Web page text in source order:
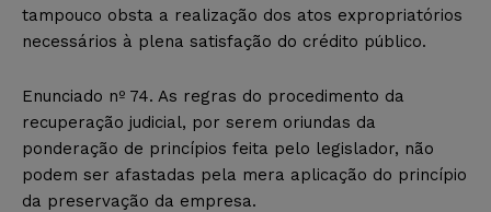
tampouco obsta a realização dos atos expropriatórios
necessários à plena satisfação do crédito público.
Enunciado nº 74. As regras do procedimento da
recuperação judicial, por serem oriundas da
ponderação de princípios feita pelo legislador, não
podem ser afastadas pela mera aplicação do princípio
da preservação da empresa.